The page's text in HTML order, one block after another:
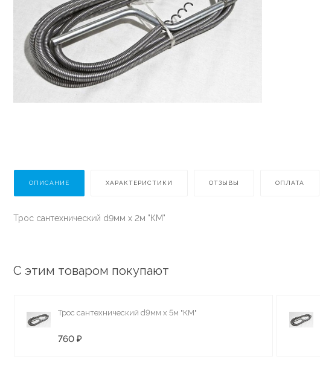
ОПИСАНИЕ ХАРАКТЕРИСТИКИ ОТЗЫВЫ ОПЛАТА
Трос сантехнический d9мм х 2м "КМ"
С этим товаром покупают
Трос сантехнический d9мм х 5м "КМ"
760 ₽